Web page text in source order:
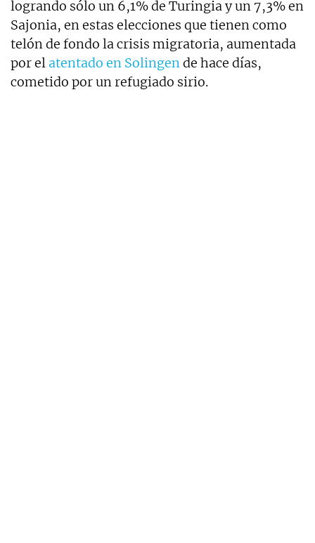
logrando sólo un 6,1% de Turingia y un 7,3% en
Sajonia, en estas elecciones que tienen como
telón de fondo la crisis migratoria, aumentada
por el atentado en Solingende hace días,
cometido por un refugiado sirio.